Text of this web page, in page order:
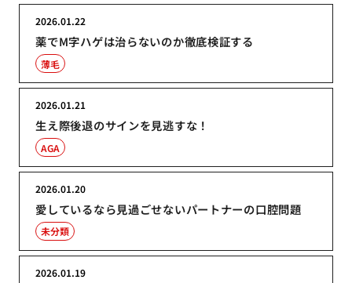
薬でM字ハゲは治らないのか徹底検証する
2026.01.22
薄毛
生え際後退のサインを見逃すな！
2026.01.21
AGA
愛しているなら見過ごせないパートナーの口腔問題
2026.01.20
未分類
2026.01.19